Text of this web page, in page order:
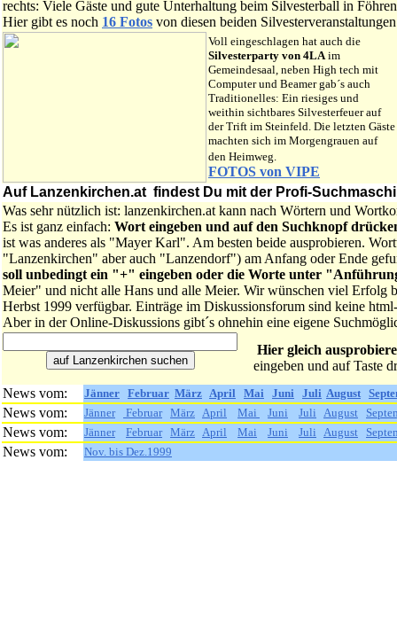
rechts: Viele Gäste und gute Unterhaltung beim Silvesterball in
Hier gibt es noch 16 Fotos von diesen beiden Silvesterveranstaltungen
Voll eingeschlagen hat auch die
Silvesterparty von 4LAim
Gemeindesaal, neben High tech mit
Computer und Beamer gab´s auch
Traditionelles: Ein riesiges und
weithin sichtbares Silvesterfeuer auf
der Trift im Steinfeld. Die letzten Gäste
machten sich im Morgengrauen auf
den Heimweg.
FOTOS von VIPE
Auf Lanzenkirchen.at findest Du mit der Profi-
Was sehr nützlich ist: lanzenkirchen.at kann nach Wörtern und
Es ist ganz einfach: Wort eingeben und auf den Suchknopf
ist was anderes als "Mayer Karl". Am besten beide ausprobieren.
"Lanzenkirchen" aber auch "Lanzendorf") am Anfang oder Ende
soll unbedingt ein "+" eingeben oder die Worte unter
Meier" und nicht alle Hans und alle Meier. Wir wünschen viel Erfolg
Herbst 1999 verfügbar. Einträge im Diskussionsforum sind keine
Aber in der Online-Diskussions gibt´s ohnehin eine eigene
Hier gleich
eingeben und auf Taste
News vom:
Jänner Februar März April Mai Juni Juli August
News vom: Jänner Februar März April Mai Juni Juli August
News vom: Jänner Februar März April Mai Juni Juli August
News vom: Nov. bis Dez.1999